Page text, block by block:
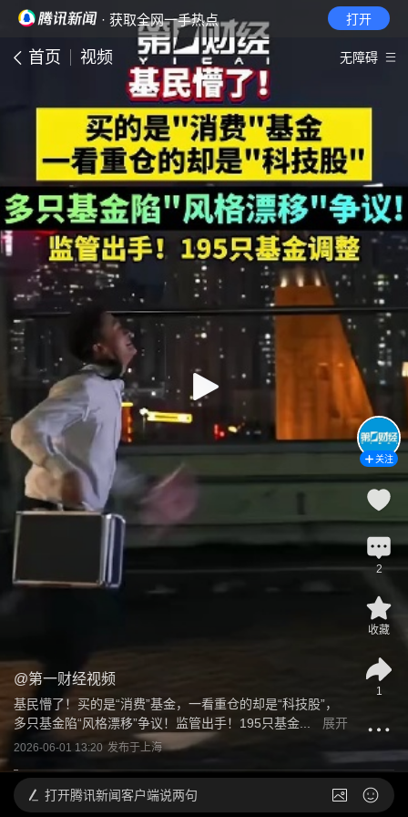
· 获取全网一手热点 打开
首页 视频 无障碍
@第一财经视频
基民懵了！买的是“消费”基金，一看重仓的却是“科技股”，
多只基金陷“风格漂移”争议！监管出手！195只基金...
展开
2026-06-01 13:20 发布于上海
关注
2
收藏
1
打开腾讯新闻客户端说两句